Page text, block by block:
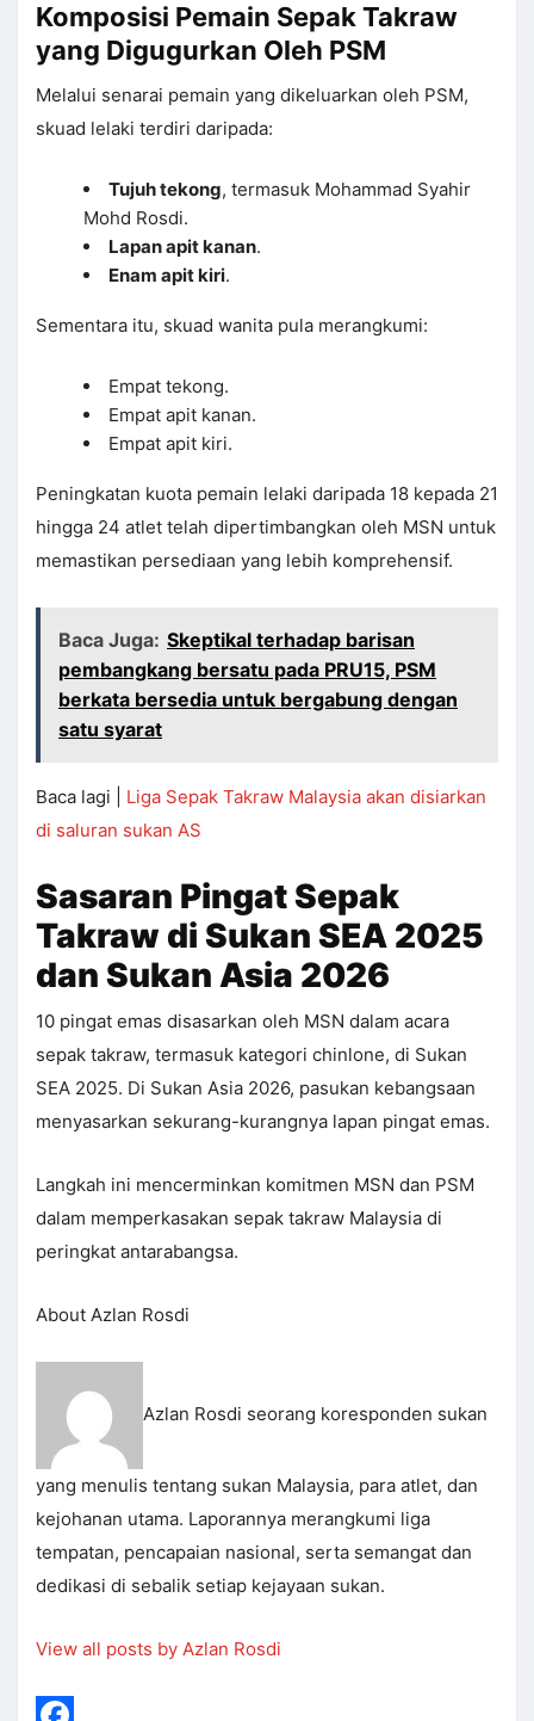
Komposisi Pemain Sepak Takraw
yang Digugurkan Oleh PSM
Melalui senarai pemain yang dikeluarkan oleh PSM,
skuad lelaki terdiri daripada:
Tujuh tekong, termasuk Mohammad Syahir
Mohd Rosdi.
Lapan apit kanan.
Enam apit kiri.
Sementara itu, skuad wanita pula merangkumi:
Empat tekong.
Empat apit kanan.
Empat apit kiri.
Peningkatan kuota pemain lelaki daripada 18 kepada 21
hingga 24 atlet telah dipertimbangkan oleh MSN untuk
memastikan persediaan yang lebih komprehensif.
Baca Juga: Skeptikal terhadap barisan
pembangkang bersatu pada PRU15, PSM
berkata bersedia untuk bergabung dengan
satu syarat
Baca lagi | Liga Sepak Takraw Malaysia akan disiarkan
di saluran sukan AS
Sasaran Pingat Sepak
Takraw di Sukan SEA 2025
dan Sukan Asia 2026
10 pingat emas disasarkan oleh MSN dalam acara
sepak takraw, termasuk kategori chinlone, di Sukan
SEA 2025. Di Sukan Asia 2026, pasukan kebangsaan
menyasarkan sekurang-kurangnya lapan pingat emas.
Langkah ini mencerminkan komitmen MSN dan PSM
dalam memperkasakan sepak takraw Malaysia di
peringkat antarabangsa.
About Azlan Rosdi
Azlan Rosdi seorang koresponden sukan
yang menulis tentang sukan Malaysia, para atlet, dan
kejohanan utama. Laporannya merangkumi liga
tempatan, pencapaian nasional, serta semangat dan
dedikasi di sebalik setiap kejayaan sukan.
View all posts by Azlan Rosdi